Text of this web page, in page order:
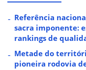
Referência
sacra imponente:
rankings de
Metade do
pioneira rodovia